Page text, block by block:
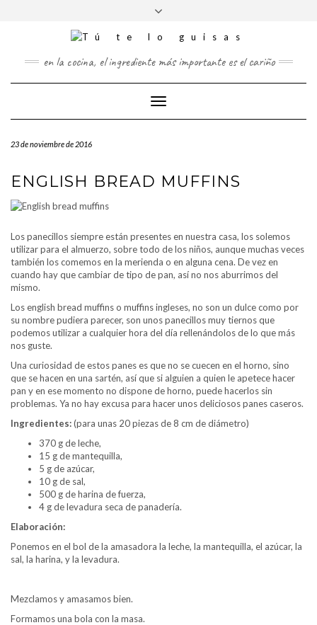
TWITTERPINTEREST
cabecera
en la cocina, el ingrediente más importante es el cariño
Cambiar
modo
23 de noviembre de 2016
ENGLISH BREAD MUFFINS
Los panecillos siempre están presentes en nuestra casa, los solemos
utilizar para el almuerzo, sobre todo de los niños, aunque muchas veces
también los comemos en la merienda o en alguna cena. De vez en
cuando hay que cambiar de tipo de pan, así no nos aburrimos del
mismo.
Los english bread muffins o muffins ingleses, no son un dulce como por
su nombre pudiera parecer, son unos panecillos muy tiernos que
podemos utilizar a cualquier hora del día rellenándolos de lo que más
nos guste.
Una curiosidad de estos panes es que no se cuecen en el horno, sino
que se hacen en una sartén, así que si alguien a quien le apetece hacer
pan y en ese momento no dispone de horno, puede hacerlos sin
problemas. Ya no hay excusa para hacer unos deliciosos panes caseros.
Ingredientes:(para unas 20 piezas de 8 cm de diámetro)
370 g de leche,
15 g de mantequilla,
5 g de azúcar,
10 g de sal,
500 g de harina de fuerza,
4 g de levadura seca de panadería.
Elaboración:
Ponemos en el bol de la amasadora la leche, la mantequilla, el azúcar, la
sal, la harina, y la levadura.
Mezclamos y amasamos bien.
Formamos una bola con la masa.